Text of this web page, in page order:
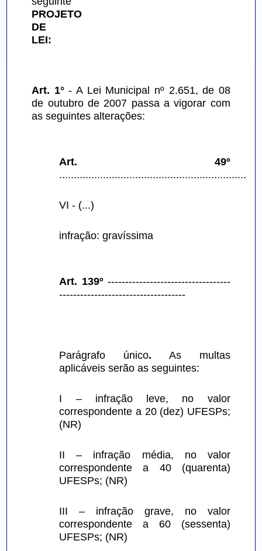
PROJETO
DE
LEI:
Art. 1° - A Lei Municipal nº 2.651, de 08
de outubro de 2007 passa a vigorar com
as seguintes alterações:
Art. 49º
VI - (...)
infração: gravíssima
Art. 139º -----------------------------------
------------------------------------
Parágrafo único. As multas
aplicáveis serão as seguintes:
I – infração leve, no valor
correspondente a 20 (dez) UFESPs;
(NR)
II – infração média, no valor
correspondente a 40 (quarenta)
UFESPs; (NR)
III – infração grave, no valor
correspondente a 60 (sessenta)
UFESPs; (NR)